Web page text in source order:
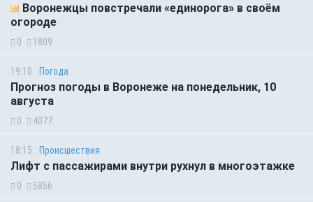
Воронежцы повстречали «единорога» в своём
огороде
0 1809
19:10 Погода
Прогноз погоды в Воронеже на понедельник, 10
августа
0 4077
18:15 Происшествия
Лифт с пассажирами внутри рухнул в многоэтажке
0 5856